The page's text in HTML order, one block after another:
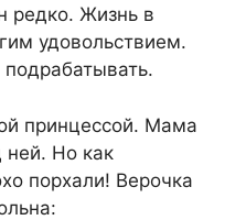
редко. Жизнь в
удовольствием.
принцессой. Мама
ней. Но как
порхали! Верочка